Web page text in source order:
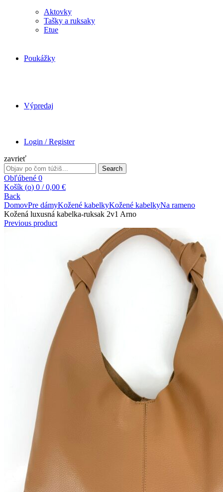
Aktovky
Tašky a ruksaky
Etue
Poukážky
Výpredaj
Login / Register
zavrieť
Search
for:
Search
Obľúbené 0
Košík (o) 0 / 0,00 €
Back
DomovPre dámyKožené kabelkyKožené kabelkyNa rameno
Kožená luxusná kabelka-ruksak 2v1 Arno
Previous product